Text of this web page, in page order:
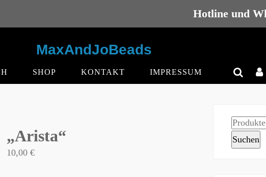
Hotline und
MaxAndJoBeads
SHOP KONTAKT IMPRESSUM
„Arista“
10,00 €
Suchen
nach:
Suchen